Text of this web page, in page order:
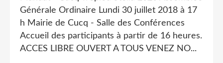
Générale Ordinaire Lundi 30 juillet 2018 à 17
h Mairie de Cucq - Salle des Conférences
Accueil des participants à partir de 16 heures.
ACCES LIBRE OUVERT A TOUS VENEZ NO...